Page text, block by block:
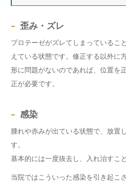
– 歪み・ズレ
プロテーゼがズレてしまっているこ
えている状態です。修正する以外に
形に問題がないのであれば、位置を
正が必要です。
– 感染
腫れや赤みが出ている状態で、放置
す。
基本的には一度抜去し、入れ治すこ
当院ではこういった感染を引き起こ